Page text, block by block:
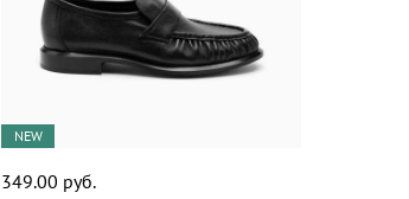
NEW
349.00 руб.